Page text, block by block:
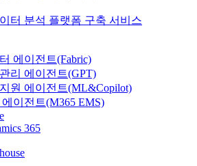
터 분석 플랫폼 구축 서비스
에이전트(Fabric)
리 에이전트(GPT)
원 에이전트(ML&Copilot)
에이전트(M365 EMS)
365